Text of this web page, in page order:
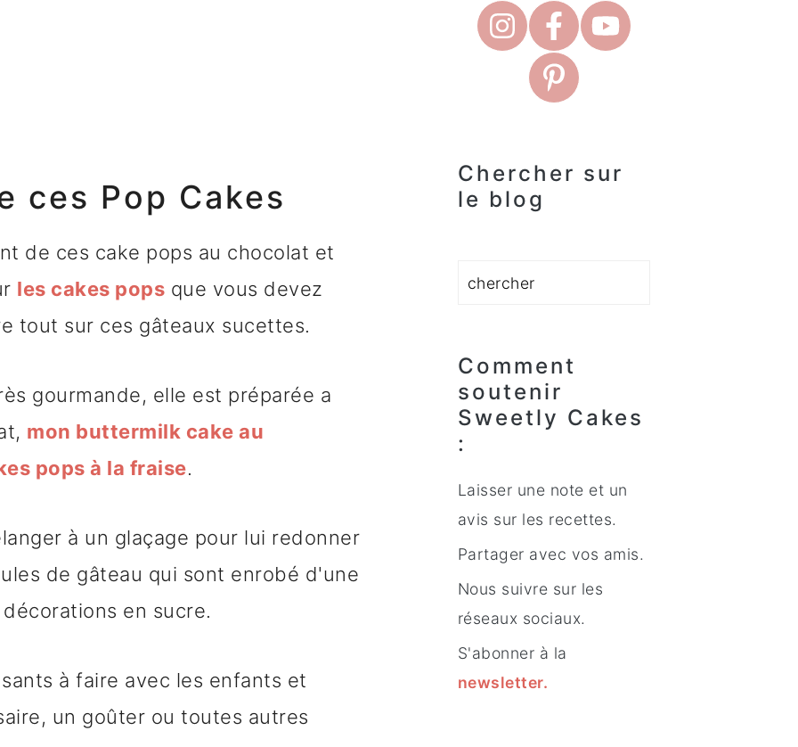
ces Pop Cakes
de ces cake pops au chocolat et
les cakes pops que vous devez
tout sur ces gâteaux sucettes.
gourmande, elle est préparée a
mon buttermilk cake au
pops à la fraise.
à un glaçage pour lui redonner
de gâteau qui sont enrobé d'une
en sucre.
à faire avec les enfants et
un goûter ou toutes autres
Chercher sur
le blog
Comment
soutenir
Sweetly Cakes
:
Laisser une note et un
avis sur les recettes.
Partager avec vos amis.
Nous suivre sur les
réseaux sociaux.
S'abonner à la
newsletter.